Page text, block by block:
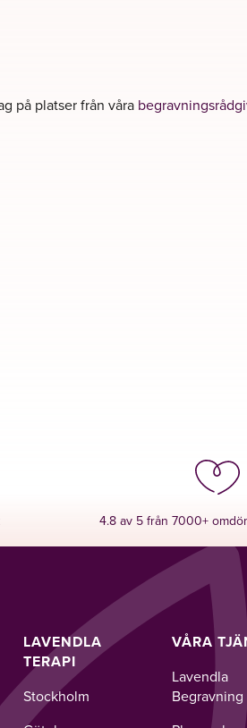
på platser från våra
4.8 av 5 från 7000+
LAVENDLA
TERAPI
Stockholm
VÅRA
Lavendla
Begravning